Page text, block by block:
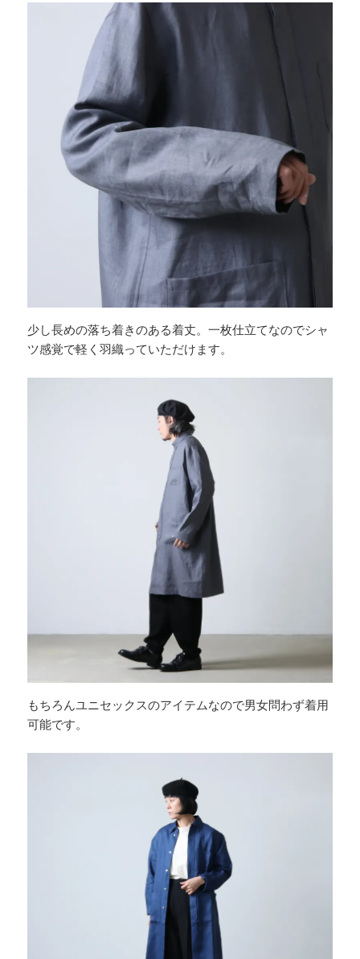
少し長めの落ち着きのある着丈。一枚仕立てなのでシャ
ツ感覚で軽く羽織っていただけます。
もちろんユニセックスのアイテムなので男女問わず着用
可能です。